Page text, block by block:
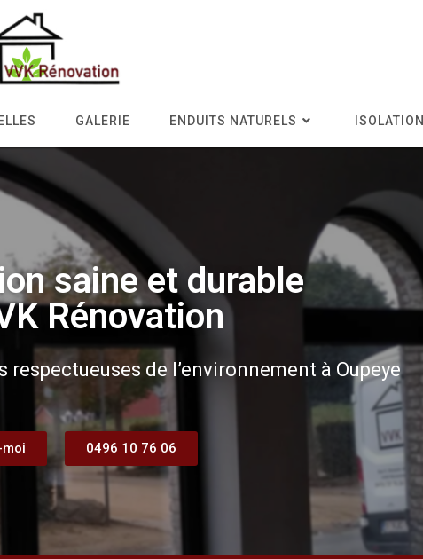
GALERIE ENDUITS NATURELS ISOLATION
saine et durable
Rénovation
de l’environnement à Oupeye
0496 10 76 06